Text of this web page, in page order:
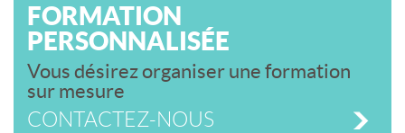
FORMATION
PERSONNALISÉE
Vous désirez organiser une formation
sur mesure
CONTACTEZ-NOUS